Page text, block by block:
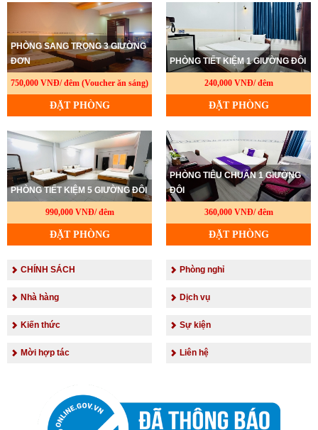
PHÒNG SANG TRỌNG 3 GIƯỜNG
ĐƠN
750,000 VNĐ/ đêm (Voucher ăn sáng)
ĐẶT PHÒNG
PHÒNG TIẾT KIỆM 1 GIƯỜNG ĐÔI
240,000 VNĐ/ đêm
ĐẶT PHÒNG
PHÒNG TIẾT KIỆM 5 GIƯỜNG ĐÔI
990,000 VNĐ/ đêm
ĐẶT PHÒNG
PHÒNG TIÊU CHUẨN 1 GIƯỜNG
ĐÔI
360,000 VNĐ/ đêm
ĐẶT PHÒNG
CHÍNH SÁCH Phòng nghỉ
Nhà hàng Dịch vụ
Kiến thức Sự kiện
Mời hợp tác Liên hệ